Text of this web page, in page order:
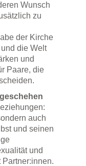
Wunsch
zu
der Kirche
die Welt
und
Paare, die
auch
und seinen
und